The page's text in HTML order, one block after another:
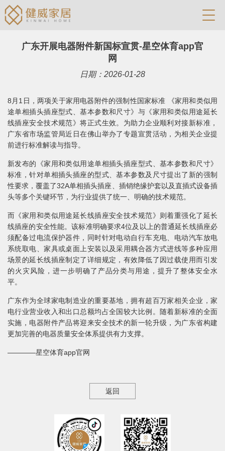
广东开展电器附件新国标宣贯-星空体育app官
网
日期：2026-01-28
8月1日，两项关于家用电器附件的强制性国家标准 《家用和类似用
途单相插头插座型式、基本参数和尺寸》与《家用和类似用途延长
线插座安全技术规范》将正式生效。为助力企业顺利对接新标准，
广东省市场监管局近日在佛山举办了专题宣贯活动，为相关企业提
前进行标准解读与指导。
新发布的《家用和类似用途单相插头插座型式、基本参数和尺寸》
标准，针对单相插头插座的型式、基本参数及尺寸提出了新的强制
性要求，覆盖了32A单相插头插座、插销绝缘护套以及直插式设备插
头等多个关键环节，为行业提供了统一、明确的技术规范。
而《家用和类似用途延长线插座安全技术规范》则着重强化了延长
线插座的安全性能。该标准明确要求4位及以上的普通延长线插座必
须配备过电流保护器件，同时针对电动自行车充电、电动汽车放电
系统取电、家具或桌面上安装以及采用耦合器方式进线等多种应用
场景的延长线插座制定了详细规定，有效降低了因过载使用而引发
的火灾风险，进一步明确了产品分类与用途，提升了整体安全水
平。
广东作为全球家电制造业的重要基地，拥有超百万家相关企业，家
电行业营业收入和出口总额均占全国较大比例。随着新标准的全面
实施，电器附件产品将迎来安全技术的新一轮升级，为广东省构建
更加完善的电器质量安全体系提供有力支撑。
————星空体育app官网
返回